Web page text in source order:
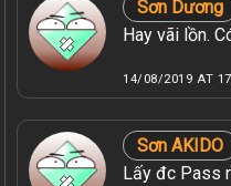
Sơn Dương
Hay vãi lồn.
14/08/2019 AT
Sơn AKIDO
Lấy đc Pass